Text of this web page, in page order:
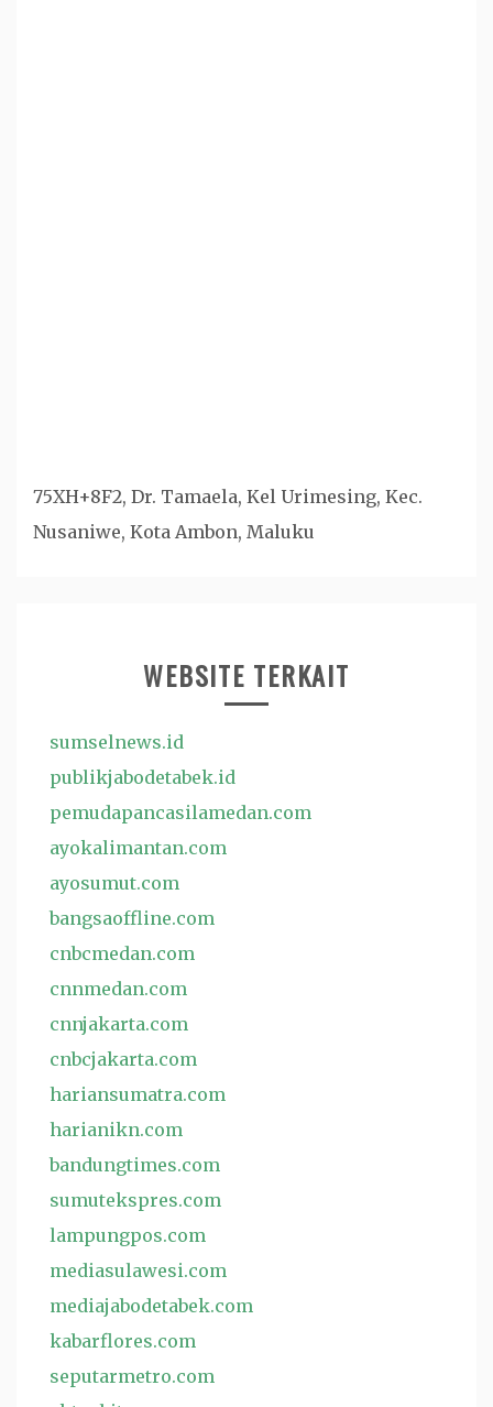
75XH+8F2, Dr. Tamaela, Kel Urimesing, Kec.
Nusaniwe, Kota Ambon, Maluku
WEBSITE TERKAIT
sumselnews.id
publikjabodetabek.id
pemudapancasilamedan.com
ayokalimantan.com
ayosumut.com
bangsaoffline.com
cnbcmedan.com
cnnmedan.com
cnnjakarta.com
cnbcjakarta.com
hariansumatra.com
harianikn.com
bandungtimes.com
sumutekspres.com
lampungpos.com
mediasulawesi.com
mediajabodetabek.com
kabarflores.com
seputarmetro.com